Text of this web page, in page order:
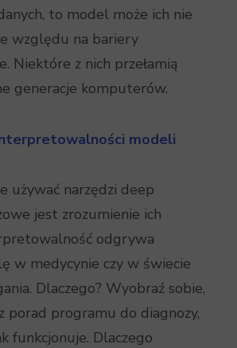
to model może ich nie
względu na bariery
Niektóre z nich przełamią
generacje komputerów.
modeli
używać narzędzi deep
jest zrozumienie ich
odgrywa
w medycynie czy w świecie
Dlaczego? Wyobraź sobie,
porad programu do diagnozy,
funkcjonuje. Dlaczego